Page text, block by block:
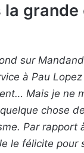
la
sur
à Pau
Mais je ne
chose
Par rapport
le félicite pour